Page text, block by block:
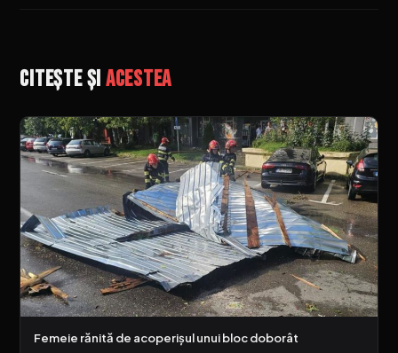
Citește șiacestea
Femeie rănită de acoperișul unui bloc doborât